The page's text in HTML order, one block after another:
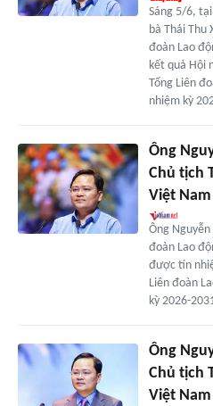
Sáng 5/6,
bà Thái Thu
đoàn Lao
kết quả Hội
Tổng Liên
nhiệm kỳ
Ông
Chủ tịch
Việt Nam
Ông Nguyễn
đoàn Lao
được tín
Liên đoàn
kỳ 2026-
Ông
Chủ tịch
Việt Nam